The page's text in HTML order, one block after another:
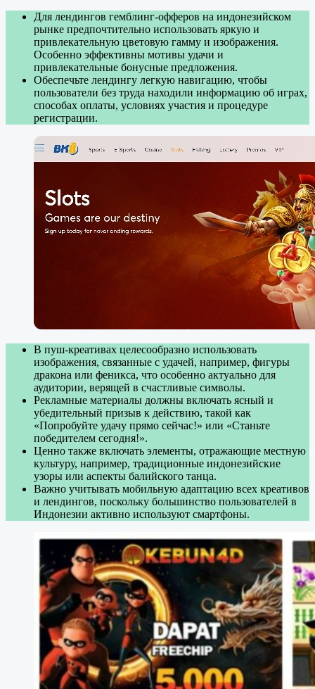
Для лендингов гемблинг-офферов на индонезийском
рынке предпочтительно использовать яркую и
привлекательную цветовую гамму и изображения.
Особенно эффективны мотивы удачи и
привлекательные бонусные предложения.
Обеспечьте лендингу легкую навигацию, чтобы
пользователи без труда находили информацию об играх,
способах оплаты, условиях участия и процедуре
регистрации.
В пуш-креативах целесообразно использовать
изображения, связанные с удачей, например, фигуры
дракона или феникса, что особенно актуально для
аудитории, верящей в счастливые символы.
Рекламные материалы должны включать ясный и
убедительный призыв к действию, такой как
«Попробуйте удачу прямо сейчас!» или «Станьте
победителем сегодня!».
Ценно также включать элементы, отражающие местную
культуру, например, традиционные индонезийские
узоры или аспекты балийского танца.
Важно учитывать мобильную адаптацию всех креативов
и лендингов, поскольку большинство пользователей в
Индонезии активно используют смартфоны.